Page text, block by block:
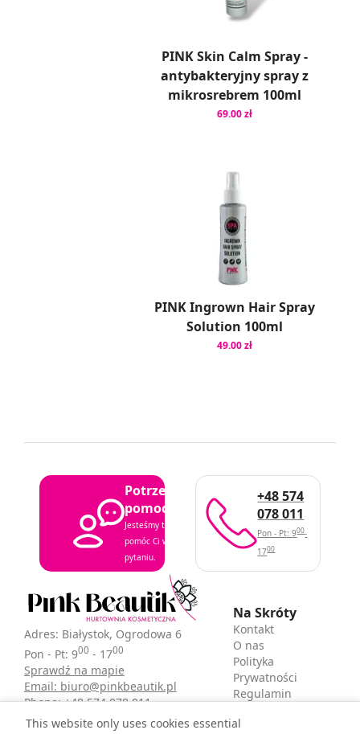
PINK Skin Calm Spray -
antybakteryjny spray z
mikrosrebrem 100ml
69.00 zł
PINK Ingrown Hair Spray
Solution 100ml
49.00 zł
Potrzebujesz
pomocy?
Jesteśmy tutaj, aby
pomóc Ci w każdym
pytaniu.
+48 574
078 011
Pon - Pt: 900-
1700
Adres: Białystok, Ogrodowa 6
Pon - Pt: 900 - 1700
Sprawdź na mapie
Email: biuro@pinkbeautik.pl
Phone: +48 574 078 011
Na Skróty
Kontakt
O nas
Polityka
Prywatności
Regulamin
This website only uses cookies essential